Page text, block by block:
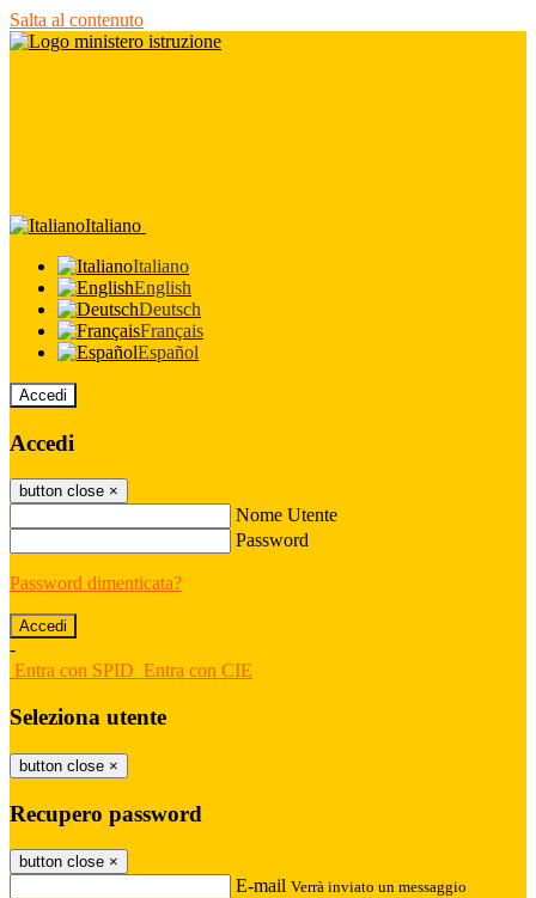
Salta al contenuto
Italiano
Italiano
English
Deutsch
Français
Español
Accedi
Accedi
button close ×
Nome Utente
Password
Password dimenticata?
-
Entra con SPID Entra con CIE
Seleziona utente
button close ×
Recupero password
button close ×
E-mail Verrà inviato un messaggio